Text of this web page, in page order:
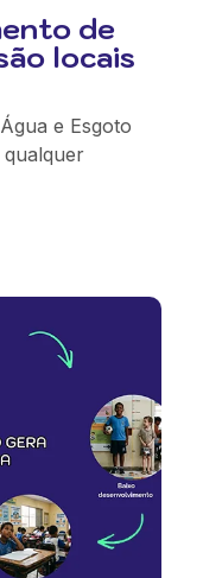
de
locais
e Esgoto